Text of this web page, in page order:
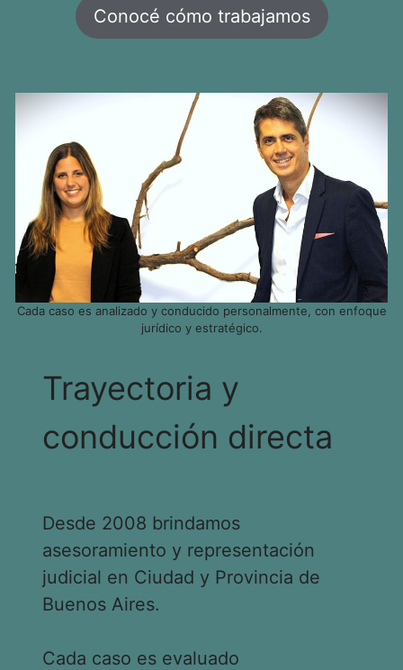
Conocé cómo trabajamos
Cada caso es analizado y conducido personalmente, con enfoque
jurídico y estratégico.
Trayectoria y
conducción directa
Desde 2008 brindamos
asesoramiento y representación
judicial en Ciudad y Provincia de
Buenos Aires.
Cada caso es evaluado